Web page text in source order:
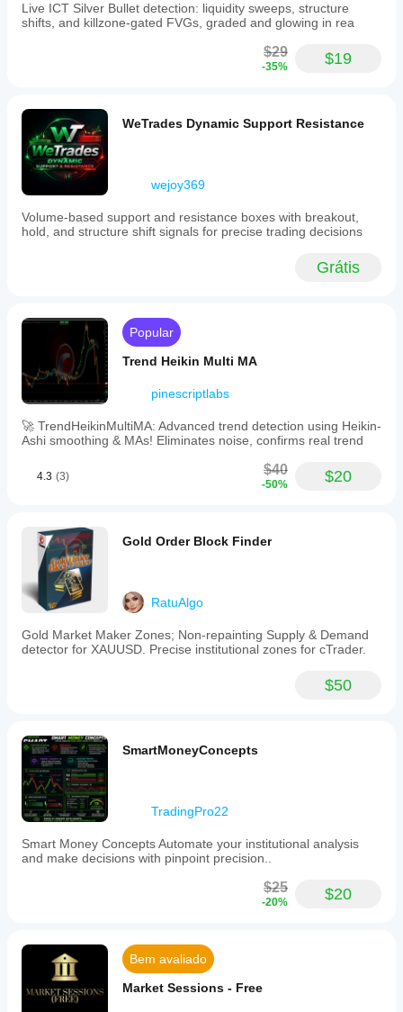
Live ICT Silver Bullet detection: liquidity sweeps, structure
shifts, and killzone-gated FVGs, graded and glowing in rea
$29
-35% $19
WeTrades Dynamic Support Resistance
wejoy369
Volume-based support and resistance boxes with breakout,
hold, and structure shift signals for precise trading decisions
Grátis
Popular
Trend Heikin Multi MA
pinescriptlabs
🚀 TrendHeikinMultiMA: Advanced trend detection using Heikin-
Ashi smoothing & MAs! Eliminates noise, confirms real trend
4.3 (3) $40
-50% $20
Gold Order Block Finder
RatuAlgo
Gold Market Maker Zones; Non-repainting Supply & Demand
detector for XAUUSD. Precise institutional zones for cTrader.
$50
SmartMoneyConcepts
TradingPro22
Smart Money Concepts Automate your institutional analysis
and make decisions with pinpoint precision..
$25
-20% $20
Bem avaliado
Market Sessions - Free